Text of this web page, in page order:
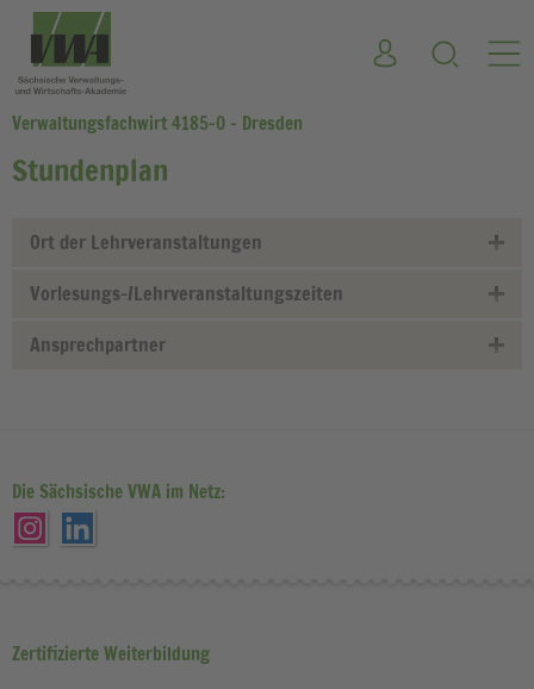
Verwaltungsfachwirt 4185-0 - Dresden
Stundenplan
Ort der Lehrveranstaltungen
Vorlesungs-/Lehrveranstaltungszeiten
Ansprechpartner
Die Sächsische VWA im Netz:
Zertifizierte Weiterbildung